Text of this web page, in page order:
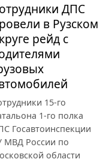
ДПС
в Рузском
рейд с
15-го
1-го полка
Госавтоинспекции
МВД России по
области